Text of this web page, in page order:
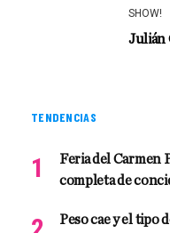
SHOW!
Julián
TENDENCIAS
Feria del Carmen
completa de
Peso cae y el tipo